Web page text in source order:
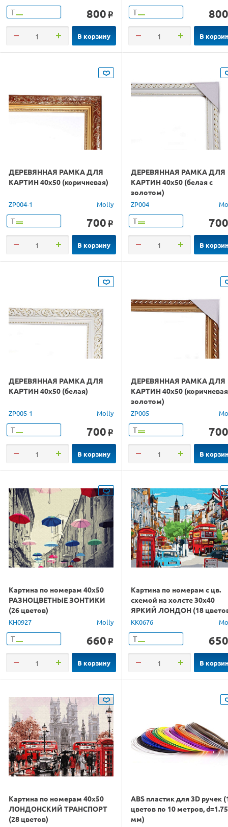
Т 800 o
В корзину
Т 800
В
ДЕРЕВЯННАЯ РАМКА ДЛЯ
КАРТИН 40х50 (коричневая)
ZP004-1 Molly
Т 700 o
В корзину
ДЕРЕВЯННАЯ РАМКА ДЛЯ
КАРТИН 40х50 (белая с
золотом)
ZP004
Т 700
В
ДЕРЕВЯННАЯ РАМКА ДЛЯ
КАРТИН 40х50 (белая)
ZP005-1 Molly
Т 700 o
В корзину
ДЕРЕВЯННАЯ РАМКА ДЛЯ
КАРТИН 40х50
золотом)
ZP005
Т 700
В
Картина по номерам 40х50
РАЗНОЦВЕТНЫЕ ЗОНТИКИ
(26 цветов)
KH0927 Molly
Т 660 o
В корзину
Картина по номерам с цв.
схемой на холсте 30х40
ЯРКИЙ ЛОНДОН (18
KK0676
Т 650
В
Картина по номерам 40х50
ЛОНДОНСКИЙ ТРАНСПОРТ
(28 цветов)
ABS пластик для 3D ручек
цветов по 10 метров, d=1.75
мм)